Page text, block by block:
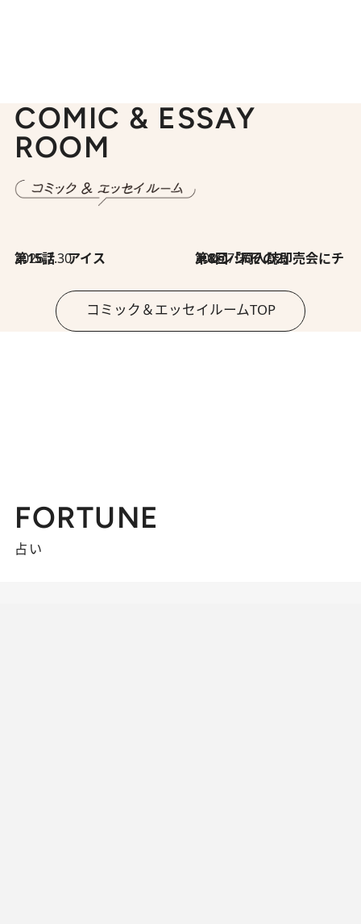
COMIC & ESSAY
ROOM
2026.7.30
第15話 アイス 2026.7.30
第8回「同人誌即売会にチャレンジ その2」
コミック＆エッセイルームTOP
FORTUNE
占い